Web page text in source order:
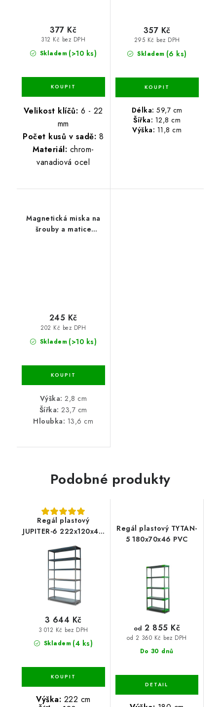
Skladem (>10 ks)
312 Kč bez DPH
377 Kč
Velikost klíčů: 6 - 22
mm
Počet kusů v sadě: 8
Materiál: chrom-
vanadiová ocel
Skladem (6 ks)
295 Kč bez DPH
357 Kč
Délka: 59,7 cm
Šířka: 12,8 cm
Výška: 11,8 cm
Magnetická miska na
šrouby a matice
Skladem (>10 ks)
202 Kč bez DPH
245 Kč
Výška: 2,8 cm
Šířka: 23,7 cm
Hloubka: 13,6 cm
Podobné produkty
Regál plastový
JUPITER-6 222x120x46
Skladem (4 ks)
3 012 Kč bez DPH
3 644 Kč
Výška: 222 cm
Regál plastový TYTAN-
5 180x70x46 PVC
Do 30 dnů
od 2 360 Kč bez DPH
od 2 855 Kč